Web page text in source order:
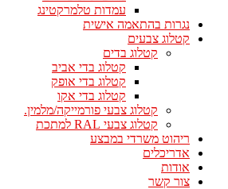
עמדות טלמרקטינג
נגרות בהתאמה אישית
קטלוג צבעים
קטלוג בדים
קטלוג בדי אביב
קטלוג בדי אופק
קטלוג בדי אקו
קטלוג צבעי פורמייקה/מלמין.
קטלוג צבעי RAL למתכת
ריהוט משרדי במבצע
אדריכלים
אודות
צור קשר